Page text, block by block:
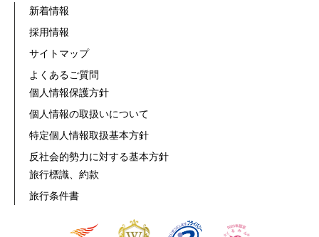
新着情報
採用情報
サイトマップ
よくあるご質問
個人情報保護方針
個人情報の取扱いについて
特定個人情報取扱基本方針
反社会的勢力に対する基本方針
旅行標識、約款
旅行条件書